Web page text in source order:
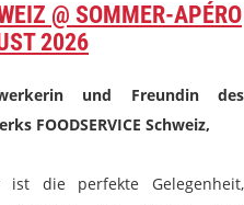
@ SOMMER-APÉRO
2026
und Freundin des
FOODSERVICE Schweiz,
ist die perfekte Gelegenheit,